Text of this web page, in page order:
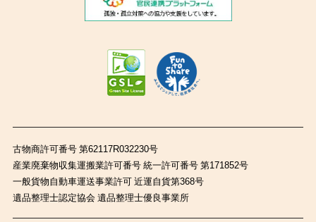
古物商許可番号 第62117R032230号
産業廃棄物収集運搬業許可番号 統一許可番号 第171852号
一般貨物自動車運送事業許可 近運自貨第368号
遺品整理士認定協会 遺品整理士優良事業所